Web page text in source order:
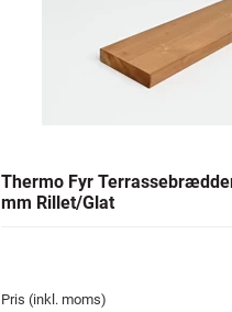
Thermo Fyr
mm Rillet/Glat
Pris (inkl. moms)